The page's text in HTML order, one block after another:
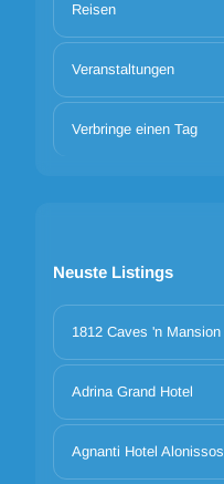
Reisen
Veranstaltungen
Verbringe einen Tag
Neuste Listings
1812 Caves 'n Mansion
Adrina Grand Hotel
Agnanti Hotel Alonissos